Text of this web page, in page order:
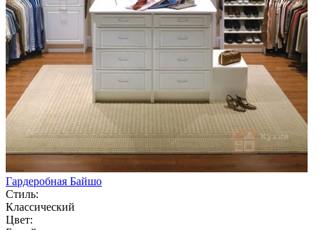
Гардеробная Байшо
Стиль:
Классический
Цвет: